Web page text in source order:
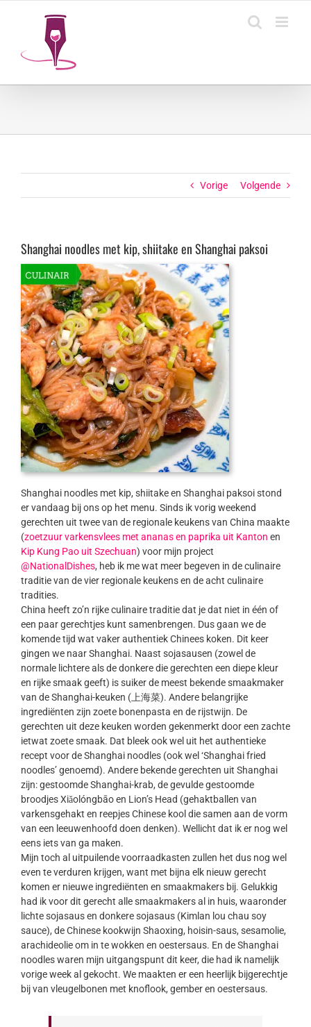
Vorige Volgende
Shanghai noodles met kip, shiitake en Shanghai paksoi
Shanghai noodles met kip, shiitake en Shanghai paksoi stond
er vandaag bij ons op het menu. Sinds ik vorig weekend
gerechten uit twee van de regionale keukens van China maakte
(zoetzuur varkensvlees met ananas en paprika uit Kanton en
Kip Kung Pao uit Szechuan) voor mijn project
@NationalDishes, heb ik me wat meer begeven in de culinaire
traditie van de vier regionale keukens en de acht culinaire
tradities.
China heeft zo’n rijke culinaire traditie dat je dat niet in één of
een paar gerechtjes kunt samenbrengen. Dus gaan we de
komende tijd wat vaker authentiek Chinees koken. Dit keer
gingen we naar Shanghai. Naast sojasausen (zowel de
normale lichtere als de donkere die gerechten een diepe kleur
en rijke smaak geeft) is suiker de meest bekende smaakmaker
van de Shanghai-keuken (上海菜). Andere belangrijke
ingrediënten zijn zoete bonenpasta en de rijstwijn. De
gerechten uit deze keuken worden gekenmerkt door een zachte
ietwat zoete smaak. Dat bleek ook wel uit het authentieke
recept voor de Shanghai noodles (ook wel ‘Shanghai fried
noodles’ genoemd). Andere bekende gerechten uit Shanghai
zijn: gestoomde Shanghai-krab, de gevulde gestoomde
broodjes Xiǎolóngbāo en Lion’s Head (gehaktballen van
varkensgehakt en reepjes Chinese kool die samen aan de vorm
van een leeuwenhoofd doen denken). Wellicht dat ik er nog wel
eens iets van ga maken.
Mijn toch al uitpuilende voorraadkasten zullen het dus nog wel
even te verduren krijgen, want met bijna elk nieuw gerecht
komen er nieuwe ingrediënten en smaakmakers bij. Gelukkig
had ik voor dit gerecht alle smaakmakers al in huis, waaronder
lichte sojasaus en donkere sojasaus (Kimlan lou chau soy
sauce), de Chinese kookwijn Shaoxing, hoisin-saus, sesamolie,
arachideolie om in te wokken en oestersaus. En de Shanghai
noodles waren mijn uitgangspunt dit keer, die had ik namelijk
vorige week al gekocht. We maakten er een heerlijk bijgerechtje
bij van vleugelbonen met knoflook, gember en oestersaus.